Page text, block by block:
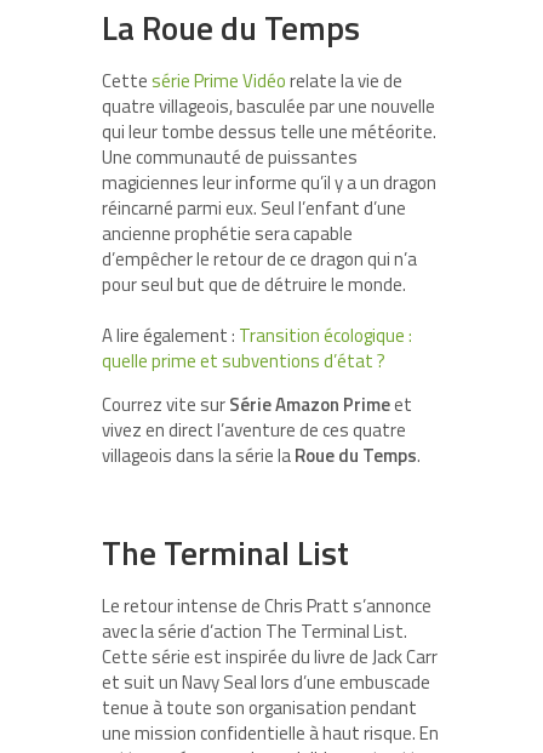
La Roue du Temps
Cettesérie Prime Vidéorelate la vie de
quatre villageois, basculée par une nouvelle
qui leur tombe dessus telle une météorite.
Une communauté de puissantes
magiciennes leur informe qu’il y a un dragon
réincarné parmi eux. Seul l’enfant d’une
ancienne prophétie sera capable
d’empêcher le retour de ce dragon qui n’a
pour seul but que de détruire le monde.
A lire également : Transition écologique :
quelle prime et subventions d’état ?
Courrez vite surSérie Amazon Primeet
vivez en direct l’aventure de ces quatre
villageois dans la série laRoue du Temps.
The Terminal List
Le retour intense de Chris Pratt s’annonce
avec la série d’action The Terminal List.
Cette série est inspirée du livre de Jack Carr
et suit un Navy Seal lors d’une embuscade
tenue à toute son organisation pendant
une mission confidentielle à haut risque. En